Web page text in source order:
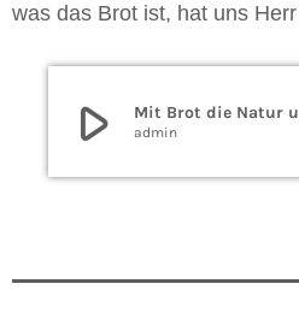
was das Brot ist, hat uns
play_arrow admin